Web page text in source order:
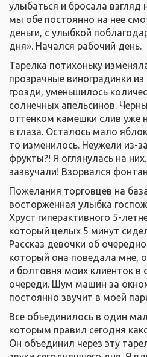
улыбаться и бросала взгляд
мы обе постоянно на нее
деньги, с улыбкой
дня». Начался рабочий день.
Тарелка потихоньку
прозрачные виноградинки
грозди, уменьшилось
солнечных апельсинов.
оттенком камешки слив уже
в глаза. Осталось мало
то изменилось. Неужели из-
фрукты?! Я оглянулась на
зазвучали! Взорвался
Пожелания торговцев на
восторженная улыбка
Хруст гиперактивного 5-
который целых 5 минут
Рассказ девочки об
который она поведала мне,
и болтовня моих клиенток в
очереди. Шум машин за
постоянно звучит в моей
Все объединилось в один
которым правил сегодня
Он объединил через эту